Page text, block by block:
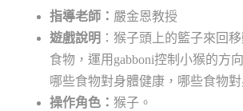
指導老師： 嚴金恩教授
遊戲說明 ：猴子頭上的籃子來回
食物，運用gabboni控制小猴的方
哪些食物對身體健康，哪些食物對
操作角色：猴子。